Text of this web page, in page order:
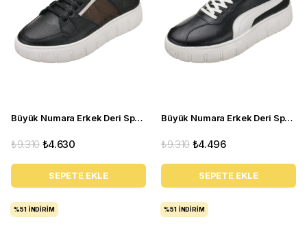
Büyük Numara Erkek Deri Spor Gündelik Ayakkabı - KZ4103 Siyah
₺4.630
₺9.310
SEPETE EKLE
Büyük Numara Erkek Deri Spor Gündelik Ayakkabı - KKPUM Siyah
₺4.496
₺9.310
SEPETE EKLE
%51 İNDIRIM %51 İNDIRIM